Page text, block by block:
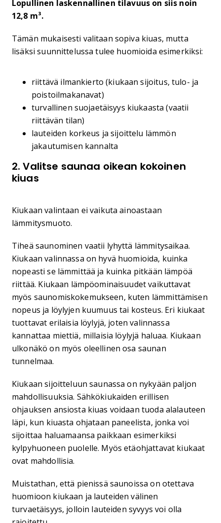
Lopullinen laskennallinen tilavuus on siis noin
12,8 m³.
Tämän mukaisesti valitaan sopiva kiuas, mutta
lisäksi suunnittelussa tulee huomioida esimerkiksi:
riittävä ilmankierto (kiukaan sijoitus, tulo- ja
poistoilmakanavat)
turvallinen suojaetäisyys kiukaasta (vaatii
riittävän tilan)
lauteiden korkeus ja sijoittelu lämmön
jakautumisen kannalta
2. Valitse saunaa oikean kokoinen
kiuas
Kiukaan valintaan ei vaikuta ainoastaan
lämmitysmuoto.
Tiheä saunominen vaatii lyhyttä lämmitysaikaa.
Kiukaan valinnassa on hyvä huomioida, kuinka
nopeasti se lämmittää ja kuinka pitkään lämpöä
riittää. Kiukaan lämpöominaisuudet vaikuttavat
myös saunomiskokemukseen, kuten lämmittämisen
nopeus ja löylyjen kuumuus tai kosteus. Eri kiukaat
tuottavat erilaisia löylyjä, joten valinnassa
kannattaa miettiä, millaisia löylyjä haluaa. Kiukaan
ulkonäkö on myös oleellinen osa saunan
tunnelmaa.
Kiukaan sijoitteluun saunassa on nykyään paljon
mahdollisuuksia. Sähkökiukaiden erillisen
ohjauksen ansiosta kiuas voidaan tuoda alalauteen
läpi, kun kiuasta ohjataan paneelista, jonka voi
sijoittaa haluamaansa paikkaan esimerkiksi
kylpyhuoneen puolelle. Myös etäohjattavat kiukaat
ovat mahdollisia.
Muistathan, että pienissä saunoissa on otettava
huomioon kiukaan ja lauteiden välinen
turvaetäisyys, jolloin lauteiden syvyys voi olla